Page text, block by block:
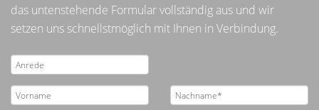
das untenstehende Formular vollständig aus und wir
setzen uns schnellstmöglich mit Ihnen in Verbindung.